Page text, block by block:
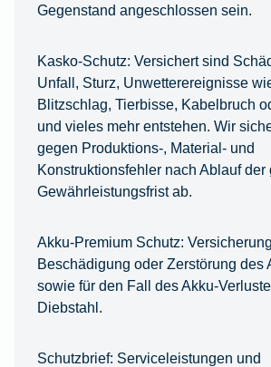
Gegenstand angeschlossen sein.
Kasko-Schutz: Versichert sind
Unfall, Sturz, Unwetterereignisse
Blitzschlag, Tierbisse, Kabelbruch
und vieles mehr entstehen. Wir
gegen Produktions-, Material- und
Konstruktionsfehler nach Ablauf der
Gewährleistungsfrist ab.
Akku-Premium Schutz:
Beschädigung oder Zerstörung des
sowie für den Fall des Akku-
Diebstahl.
Schutzbrief: Serviceleistungen und